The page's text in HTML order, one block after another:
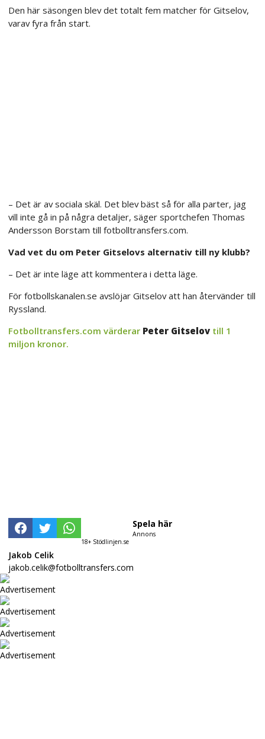
Den här säsongen blev det totalt fem matcher för Gitselov,
varav fyra från start.
– Det är av sociala skäl. Det blev bäst så för alla parter, jag
vill inte gå in på några detaljer, säger sportchefen Thomas
Andersson Borstam till fotbolltransfers.com.
Vad vet du om Peter Gitselovs alternativ till ny klubb?
– Det är inte läge att kommentera i detta läge.
För fotbollskanalen.se avslöjar Gitselov att han återvänder till
Ryssland.
Fotbolltransfers.com värderar Peter Gitselov till 1
miljon kronor.
18+ Stödlinjen.se
Spela här
Annons
Jakob Celik
jakob.celik@fotbolltransfers.com